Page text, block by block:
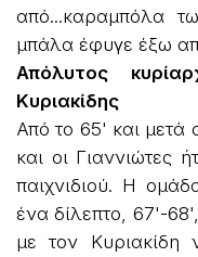
από...καραμπόλα
μπάλα έφυγε έξω
Απόλυτος
Κυριακίδης
Από το 65' και
και οι Γιαννιώτες
παιχνιδιού. Η
ένα δίλεπτο, 67'-
με τον Κυριακίδη